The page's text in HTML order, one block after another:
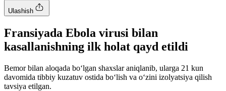
Ulashish
Fransiyada Ebola virusi bilan
kasallanishning ilk holat qayd etildi
Bemor bilan aloqada bo‘lgan shaxslar aniqlanib, ularga 21 kun
davomida tibbiy kuzatuv ostida bo‘lish va o‘zini izolyatsiya qilish
tavsiya etilgan.